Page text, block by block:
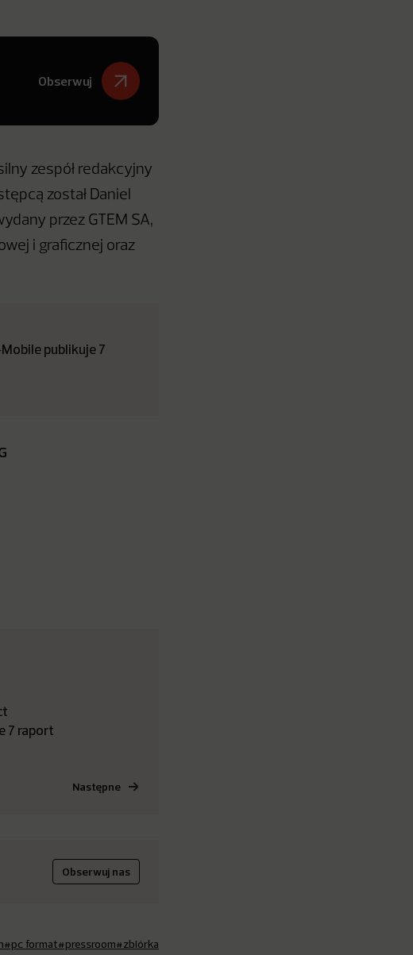
Obserwuj
zespół redakcyjny
został Daniel
przez GTEM SA,
i graficznej oraz
publikuje 7
7 raport
Następne
Obserwuj nas
#pc format#pressroom#zbiórka